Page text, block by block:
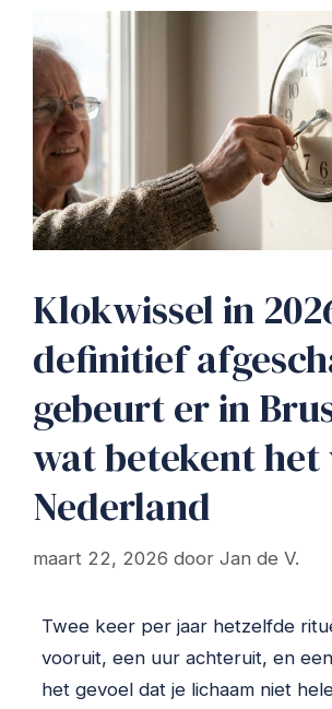
Klokwissel in
definitief
gebeurt er in
wat betekent het
Nederland
maart 22, 2026 door Jan de V.
Twee keer per jaar hetzelfde
vooruit, een uur achteruit, en
het gevoel dat je lichaam niet